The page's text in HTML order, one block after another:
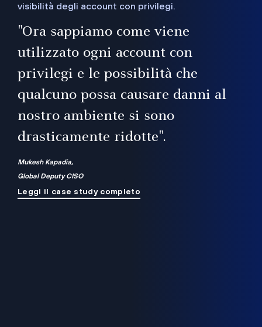
visibilità degli account con privilegi.
"Ora sappiamo come viene
utilizzato ogni account con
privilegi e le possibilità che
qualcuno possa causare danni al
nostro ambiente si sono
drasticamente ridotte".
Mukesh Kapadia,
Global Deputy CISO
Leggi il case study completo